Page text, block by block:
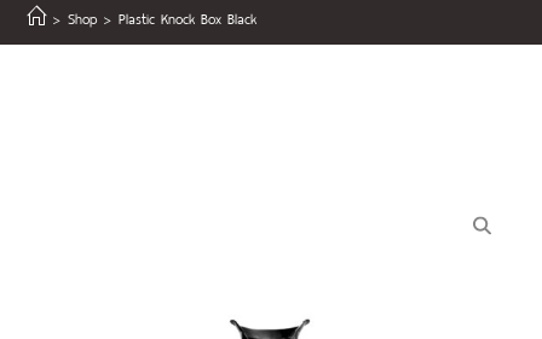
> Shop > Plastic Knock Box Black